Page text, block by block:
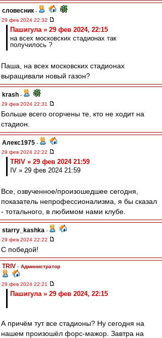
словесник -
29 фев 2024 22:32
Пашигула » 29 фев 2024, 22:15
на всех московских стадионах так
получилось ?
Паша, на всех московских стадионах
выращивали новый газон?
krash -
29 фев 2024 22:31
Больше всего огорчены те, кто не ходит на
стадион.
Алекс1975 -
29 фев 2024 22:22
TRIV » 29 фев 2024 21:59
IV » 29 фев 2024 21:59
Все, озвученное/произошедшее сегодня,
показатель непрофессионализма, я бы сказал
- тотального, в любимом нами клубе.
starry_kashka -
29 фев 2024 22:22
С победой!
TRIV - Администратор
29 фев 2024 22:21
Пашигула » 29 фев 2024, 22:15
А причём тут все стадионы? Ну сегодня на
нашем произошёл форс-мажор. Завтра на